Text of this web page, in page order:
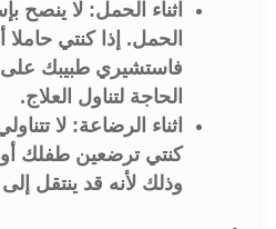
اثناء الحمل: لا ينصح
الحمل. إذا كنتي
فاستشيري طبيبك على
الحاجة لتناول العلاج.
اثناء الرضاعة: لا
كنتي ترضعين طفلك
وذلك لأنه قد ينتقل